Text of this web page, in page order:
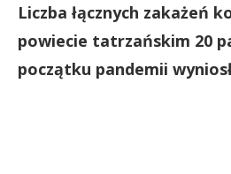
Liczba łącznych zakażeń
powiecie tatrzańskim 20
początku pandemii